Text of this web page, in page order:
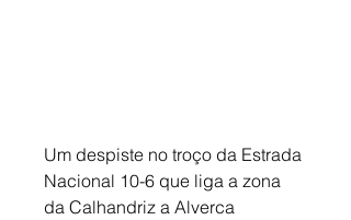
Um despiste no troço da Estrada
Nacional 10-6 que liga a zona
da Calhandriz a Alverca